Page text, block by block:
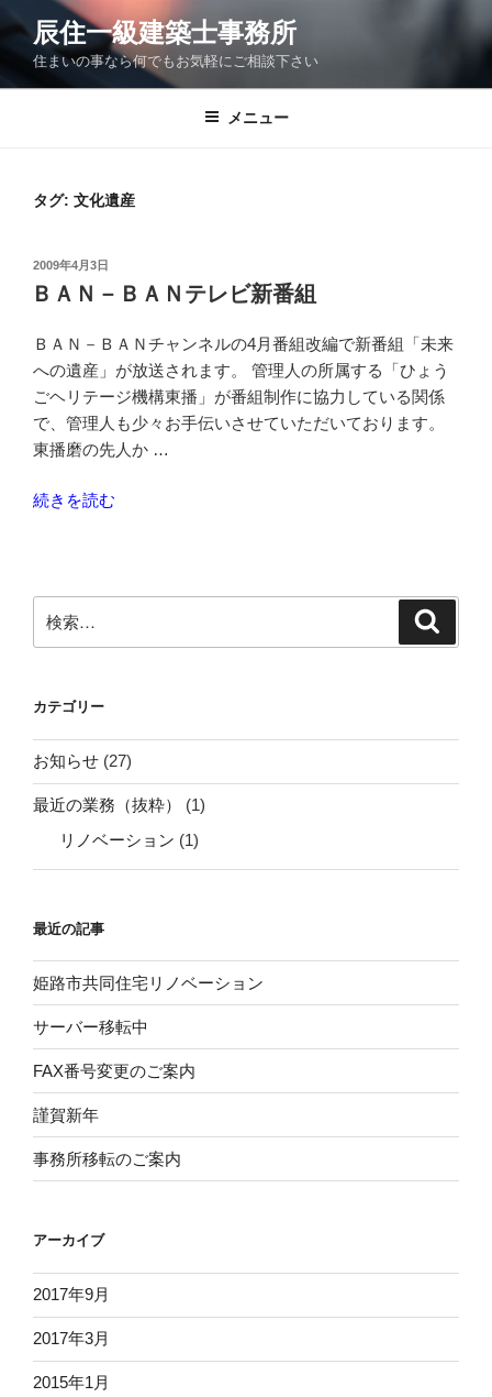
ン
辰住一級建築士事務所
住まいの事なら何でもお気軽にご相談下さい
メニュー
タグ: 文化遺産
投
稿
日:
2009年4月3日
ＢＡＮ－ＢＡＮテレビ新番組
ＢＡＮ－ＢＡＮチャンネルの4月番組改編で新番組「未来
への遺産」が放送されます。 管理人の所属する「ひょう
ごヘリテージ機構東播」が番組制作に協力している関係
で、管理人も少々お手伝いさせていただいております。
東播磨の先人か …
“Ｂ
Ｂ
Ａ
レ
ビ
新
番
組”
続きを読む
索:
カテゴリー
お知らせ (27)
最近の業務（抜粋）
(1)
リノベーション (1)
最近の記事
姫路市共同住宅リノベーション
サーバー移転中
FAX番号変更のご案内
謹賀新年
事務所移転のご案内
アーカイブ
2017年9月
2017年3月
2015年1月